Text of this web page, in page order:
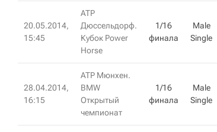
20.05.2014,
15:45
ATP
Дюссельдорф.
Кубок Power
Horse
1/16
финала
Male
Single
28.04.2014,
16:15
ATP Мюнхен.
BMW
Открытый
чемпионат
1/16
финала
Male
Single